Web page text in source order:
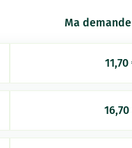
Ma
11,70
16,70